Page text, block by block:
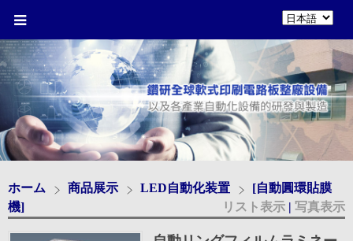
ホーム 商品展示 LED自動化装置
[自動圓環貼膜
機]
リスト表示 | 写真表示